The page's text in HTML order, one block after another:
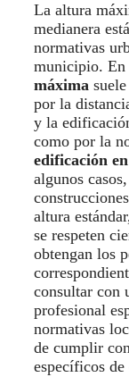
La altura
medianera
normativas
municipio. En
máxima
por la
y la
como por la
edificación
algunos
altura
se respeten
obtengan los
consultar con
profesional
normativas
de cumplir
específicos de